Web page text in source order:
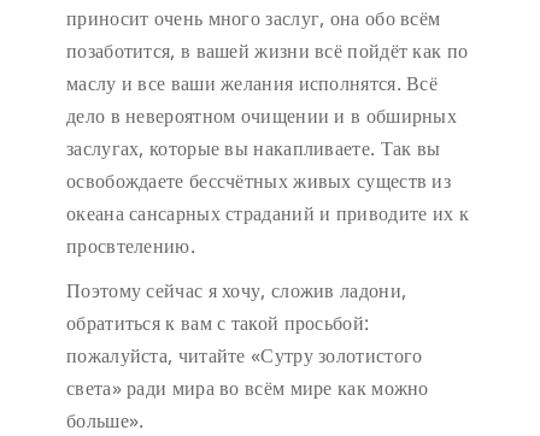
приносит очень много заслуг, она обо всём
позаботится, в вашей жизни всё пойдёт как по
маслу и все ваши желания исполнятся. Всё
дело в невероятном очищении и в обширных
заслугах, которые вы накапливаете. Так вы
освобождаете бессчётных живых существ из
океана сансарных страданий и приводите их к
просвтелению.
Поэтому сейчас я хочу, сложив ладони,
обратиться к вам с такой просьбой:
пожалуйста, читайте «Сутру золотистого
света» ради мира во всём мире как можно
больше».